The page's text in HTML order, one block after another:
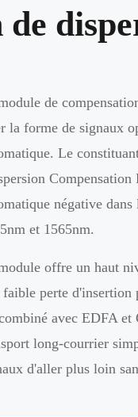
de
la forme de signaux
Le
Compensation
négative
et 1565nm.
offre un haut
faible perte
avec EDFA et
long-courrier
d'aller plus loin